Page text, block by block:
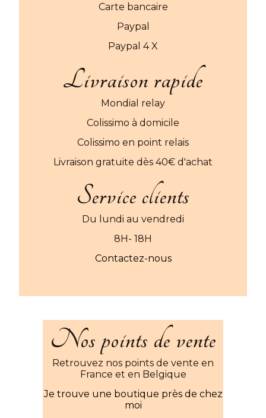
Carte bancaire
Paypal
Paypal 4 X
Livraison rapide
Mondial relay
Colissimo à domicile
Colissimo en point relais
Livraison gratuite dès 40€ d'achat
Service clients
Du lundi au vendredi
8H- 18H
Contactez-nous
Nos points de vente
Retrouvez nos points de vente en
France et en Belgique
Je trouve une boutique près de chez
moi